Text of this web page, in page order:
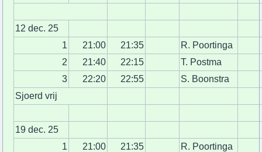
12 dec. 25
1
21:00 21:35
R. Poortinga
2
21:40 22:15
T. Postma
3
22:20 22:55
S. Boonstra
Sjoerd vrij
19 dec. 25
1
21:00 21:35
R. Poortinga